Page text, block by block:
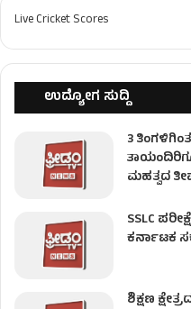
Live Cricket Scores
ಉದ್ಯೋಗ ಸುದ್ದಿ
3
ಮಹತ್ವದ
SSLC
ಕರ್ನಾಟಕ
ಶಿಕ್ಷಣ